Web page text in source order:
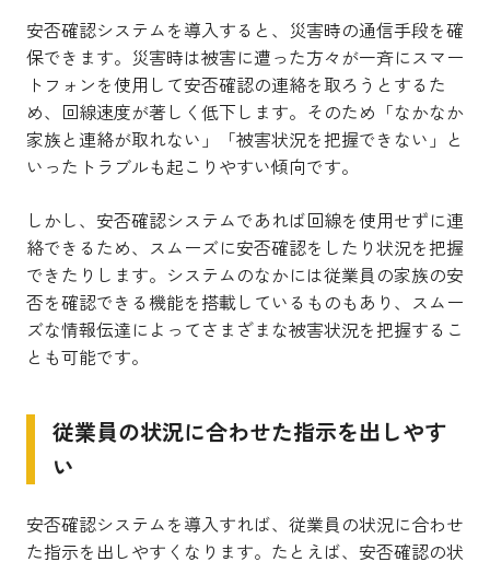
安否確認システムを導入すると、災害時の通信手段を確
保できます。災害時は被害に遭った方々が一斉にスマー
トフォンを使用して安否確認の連絡を取ろうとするた
め、回線速度が著しく低下します。そのため「なかなか
家族と連絡が取れない」「被害状況を把握できない」と
いったトラブルも起こりやすい傾向です。
しかし、安否確認システムであれば回線を使用せずに連
絡できるため、スムーズに安否確認をしたり状況を把握
できたりします。システムのなかには従業員の家族の安
否を確認できる機能を搭載しているものもあり、スムー
ズな情報伝達によってさまざまな被害状況を把握するこ
とも可能です。
従業員の状況に合わせた指示を出しやす
い
安否確認システムを導入すれば、従業員の状況に合わせ
た指示を出しやすくなります。たとえば、安否確認の状